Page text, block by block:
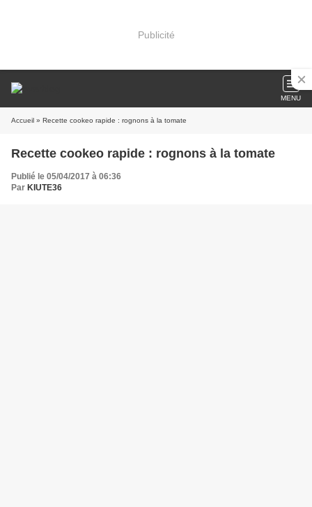
Publicité
MENU
Accueil » Recette cookeo rapide : rognons à la tomate
Recette cookeo rapide : rognons à la tomate
Publié le 05/04/2017 à 06:36
Par KIUTE36